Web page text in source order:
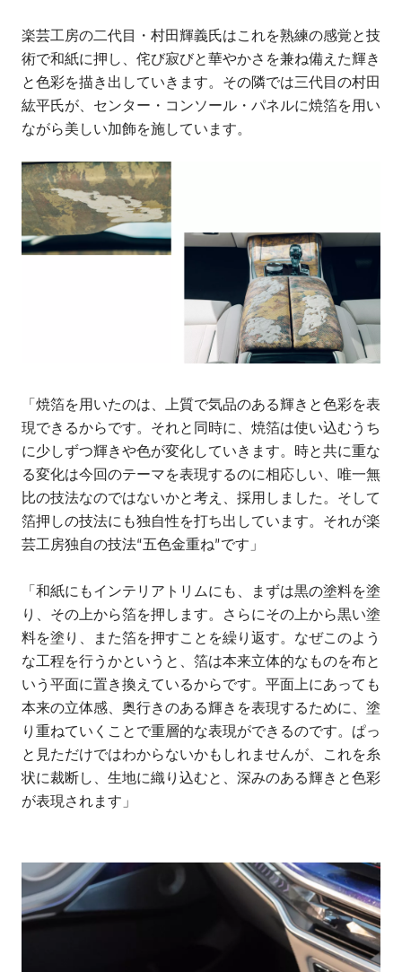
楽芸工房の二代目・村田輝義氏はこれを熟練の感覚と技
術で和紙に押し、侘び寂びと華やかさを兼ね備えた輝き
と色彩を描き出していきます。その隣では三代目の村田
紘平氏が、センター・コンソール・パネルに焼箔を用い
ながら美しい加飾を施しています。
「焼箔を用いたのは、上質で気品のある輝きと色彩を表
現できるからです。それと同時に、焼箔は使い込むうち
に少しずつ輝きや色が変化していきます。時と共に重な
る変化は今回のテーマを表現するのに相応しい、唯一無
比の技法なのではないかと考え、採用しました。そして
箔押しの技法にも独自性を打ち出しています。それが楽
芸工房独自の技法“五色金重ね”です」
「和紙にもインテリアトリムにも、まずは黒の塗料を塗
り、その上から箔を押します。さらにその上から黒い塗
料を塗り、また箔を押すことを繰り返す。なぜこのよう
な工程を行うかというと、箔は本来立体的なものを布と
いう平面に置き換えているからです。平面上にあっても
本来の立体感、奥行きのある輝きを表現するために、塗
り重ねていくことで重層的な表現ができるのです。ぱっ
と見ただけではわからないかもしれませんが、これを糸
状に裁断し、生地に織り込むと、深みのある輝きと色彩
が表現されます」